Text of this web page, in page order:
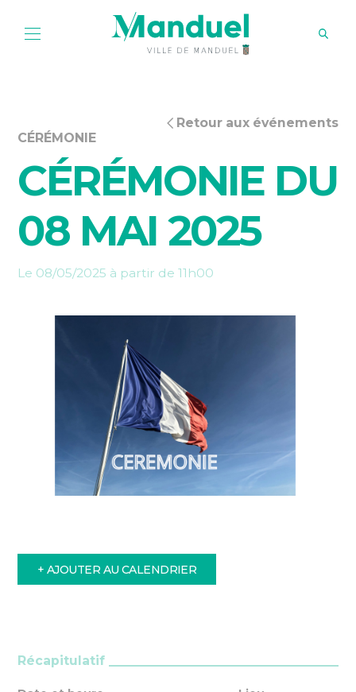
CÉRÉMONIE
Retour aux événements
CÉRÉMONIE DU
08 MAI 2025
Le 08/05/2025 à partir de 11h00
+ AJOUTER AU CALENDRIER
Récapitulatif